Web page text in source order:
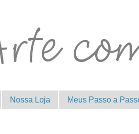
Nossa Loja Meus Passo a